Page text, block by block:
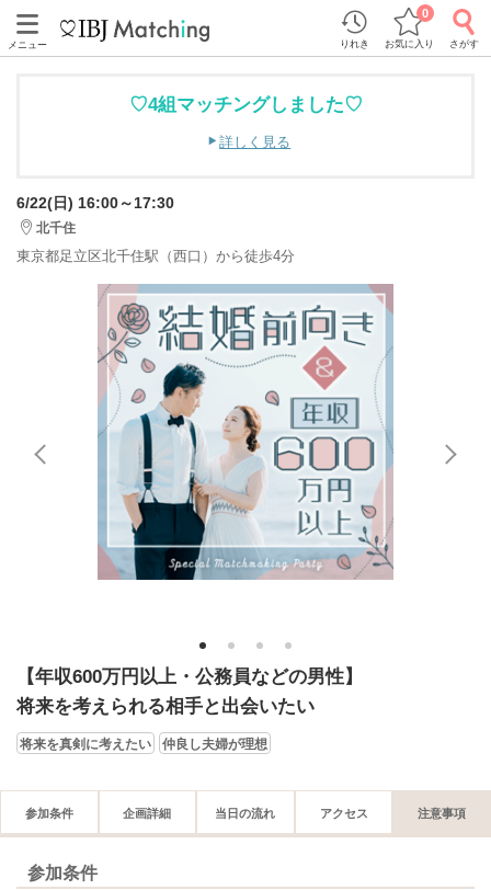
メニュー りれき お気に入り
0
さがす
♡4組マッチングしました♡
詳しく見る
6/22(日) 16:00～17:30
北千住
東京都足立区北千住駅（西口）から徒歩4分
1 2 3 4
【年収600万円以上・公務員などの男性】
将来を考えられる相手と出会いたい
将来を真剣に考えたい 仲良し夫婦が理想
参加条件 企画詳細 当日の流れ アクセス 注意事項
参加条件